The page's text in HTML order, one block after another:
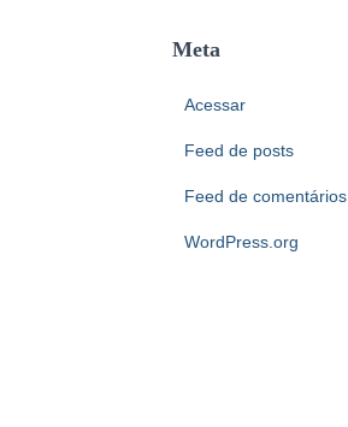
Meta
Acessar
Feed de posts
Feed de comentários
WordPress.org